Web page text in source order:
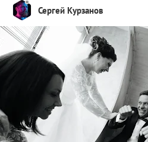
Сергей Курзанов